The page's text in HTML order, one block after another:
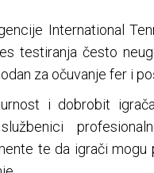
International
testiranja često
za očuvanje fer i
i dobrobit
te da igrači